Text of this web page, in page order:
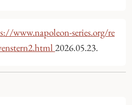
www.napoleon-series.org/re
2026.05.23.